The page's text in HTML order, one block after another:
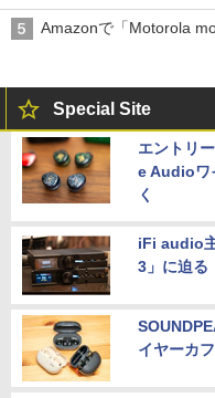
穴と楽天モバイルの課題
Amazonで「Motorola
Special Site
エントリ
e Audioワ
く
iFi audio
3」に迫る
イヤーカ